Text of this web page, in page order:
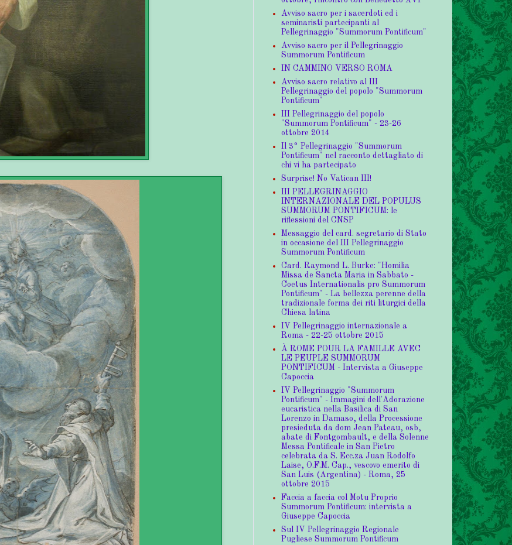
Avviso sacro per i sacerdoti ed i
seminaristi partecipanti al
Pellegrinaggio "Summorum Pontificum"
Avviso sacro per il Pellegrinaggio
Summorum Pontificum
IN CAMMINO VERSO ROMA
Avviso sacro relativo al III
Pellegrinaggio del popolo "Summorum
Pontificum"
III Pellegrinaggio del popolo
"Summorum Pontificum" - 23-26
ottobre 2014
Il 3° Pellegrinaggio "Summorum
Pontificum" nel racconto dettagliato di
chi vi ha partecipato
Surprise! No Vatican III!
III PELLEGRINAGGIO
INTERNAZIONALE DEL POPULUS
SUMMORUM PONTIFICUM: le
riflessioni del CNSP
Messaggio del card. segretario di Stato
in occasione del III Pellegrinaggio
Summorum Pontificum
Card. Raymond L. Burke: "Homilia
Missa de Sancta Maria in Sabbato -
Coetus Internationalis pro Summorum
Pontificum" - La bellezza perenne della
tradizionale forma dei riti liturgici della
Chiesa latina
IV Pellegrinaggio internazionale a
Roma - 22-25 ottobre 2015
À ROME POUR LA FAMILLE AVEC
LE PEUPLE SUMMORUM
PONTIFICUM - Intervista a Giuseppe
Capoccia
IV Pellegrinaggio "Summorum
Pontificum" - Immagini dell'Adorazione
eucaristica nella Basilica di San
Lorenzo in Damaso, della Processione
presieduta da dom Jean Pateau, osb,
abate di Fontgombault, e della Solenne
Messa Pontificale in San Pietro
celebrata da S. Ecc.za Juan Rodolfo
Laise, O.F.M. Cap., vescovo emerito di
San Luis (Argentina) - Roma, 25
ottobre 2015
Faccia a faccia col Motu Proprio
Summorum Pontificum: intervista a
Giuseppe Capoccia
Sul IV Pellegrinaggio Regionale
Pugliese Summorum Pontificum